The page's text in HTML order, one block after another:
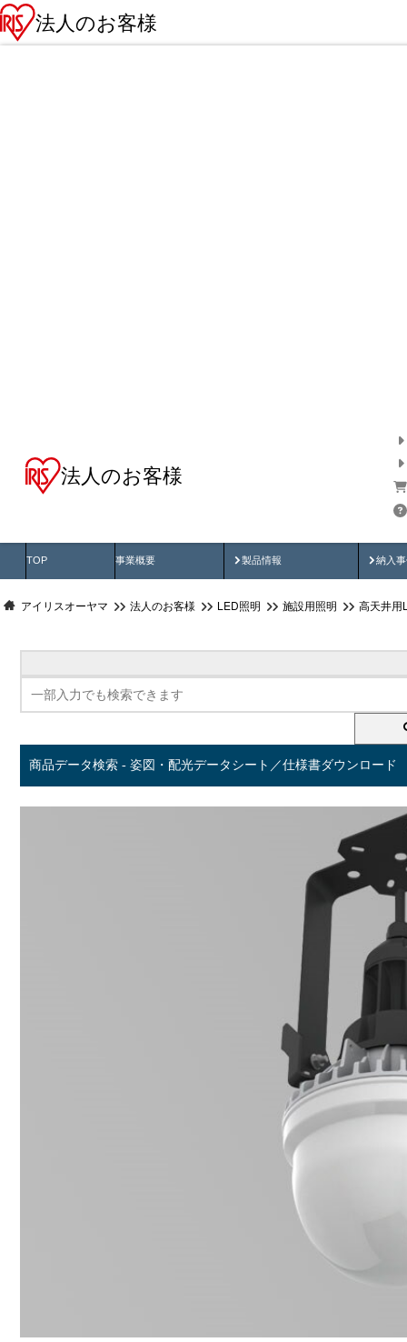
法人のお客様
法人のお客様
TOP 事業概要 製品情報
製品動画 納入
納
アイリスオーヤマ 法人のお客様 LED照明 施設用照明 高天井用
商品データ検索 - 姿図・配光データシート／仕様書ダウンロード